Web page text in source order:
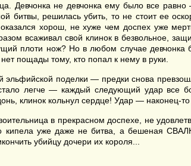
Девчонка не девчонка ему было все
битвы, решилась убить, то не стоит ее
хорош, не хуже чем доспех уже
всаживал свой клинок в безвольное,
плоти нож? Но в любом случае девчонка
пощады тому, кто попал к нему в руки.
поделки — предки снова
легче — каждый следующий удар все
клинок кольнул сердце! Удар — наконец-
в прекрасном доспехе, не
кипела уже даже не битва, а бешеная
убийцу дочери их короля...